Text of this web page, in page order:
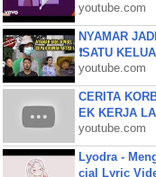
youtube.com
NYAMAR
❗SATU
youtube.com
CERITA
EK KERJA
youtube.com
Lyodra -
cial Lyric